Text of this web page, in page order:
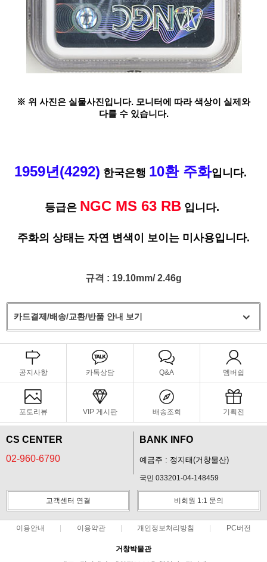
※ 위 사진은 실물사진입니다. 모니터에 따라 색상이 실제와
다를 수 있습니다.
1959년(4292) 한국은행 10환 주화입니다.
등급은 NGC MS 63 RB 입니다.
주화의 상태는 자연 변색이 보이는 미사용입니다.
규격 : 19.10mm/ 2.46g
카드결제/배송/교환/반품 안내 보기
공지사항 카톡상담 Q&A 멤버쉽
포토리뷰 VIP 게시판 배송조회 기획전
CS CENTER
02-960-6790
BANK INFO
예금주 : 정지태(거창물산)
국민 033201-04-148459
고객센터 연결 비회원 1:1 문의
이용안내 이용약관 개인정보처리방침 PC버전
거창박물관